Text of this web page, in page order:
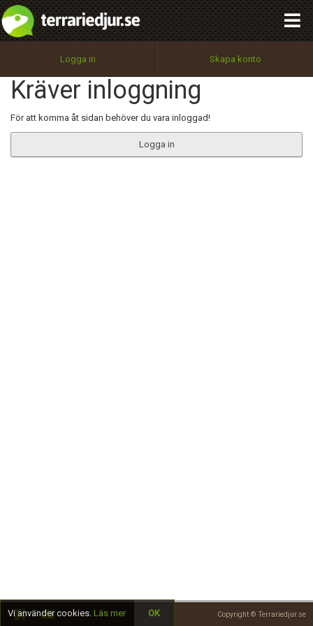
Logga in Skapa konto
Kräver inloggning
För att komma åt sidan behöver du vara inloggad!
Logga in
Copyright © Terrariedjur.se
Utför
100%
OK
integritetspolicy
Namn:
Epost:
Begär nytt lösenord
Tillbaka till förstasidan
Vi använder cookies. Läs mer OK